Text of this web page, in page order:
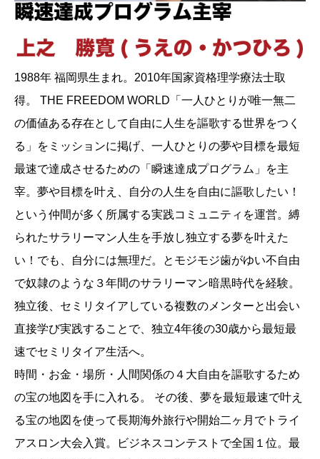
1988年 福岡県生まれ。2010年国家資格理学療法士取
得。 THE FREEDOM WORLD「一人ひとりが唯一無二
の価値ある存在として自由に人生を謳歌する世界をつく
る」をミッションに掲げ、一人ひとりの夢や目標を最短
最速で達成させるための「瞬速達成プログラム」を主
宰。夢や目標を叶え、自分の人生を自由に謳歌したい！
という仲間が多く所属する実践コミュニティを運営。縛
られたサラリーマン人生を手放し独立する夢を叶えた
い！でも、自分には無理だ。とモジモジ歯がゆい不自由
で奴隷のような３年間のサラリーマン暗黒時代を経験。
独立後、セミリタイアしている複数のメンターと出会い
直接学び実践することで、独立4年後の30歳から最短最
速でセミリタイア生活へ。
時間・お金・場所・人間関係の４大自由を謳歌するため
の宝の地図を手に入れる。 その後、夢を最短最速で叶え
る宝の地図を使って長期海外旅行や開始二ヶ月でトライ
アスロン大会入賞。ビジネスコンテストで全国１位。最